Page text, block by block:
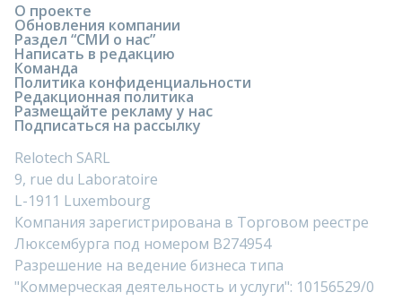
О проекте
Обновления компании
Раздел “СМИ о нас”
Написать в редакцию
Команда
Политика конфиденциальности
Редакционная политика
Размещайте рекламу у нас
Подписаться на рассылку
Relotech SARL
9, rue du Laboratoire
L-1911 Luxembourg
Компания зарегистрирована в Торговом реестре
Люксембурга под номером B274954
Разрешение на ведение бизнеса типа
"Коммерческая деятельность и услуги": 10156529/0